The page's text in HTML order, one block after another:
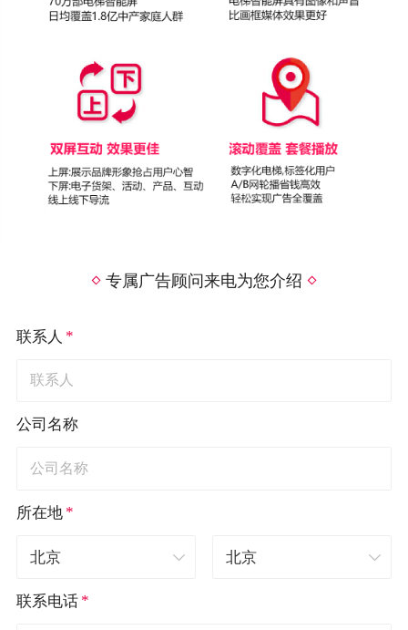
专属广告顾问来电为您介绍
联系人 *
公司名称
所在地 *
联系电话 *